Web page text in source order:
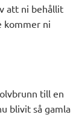
att ni behållit
kommer ni
till en
blivit så gamla